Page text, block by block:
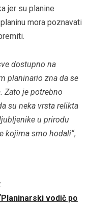
jer su planine
mora poznavati
dostupno na
planinario zna da se
Zato je potrebno
su neka vrsta relikta
u prirodu
kojima smo hodali“,
vodič po